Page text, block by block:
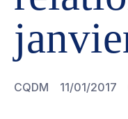
CQDM 11/01/2017